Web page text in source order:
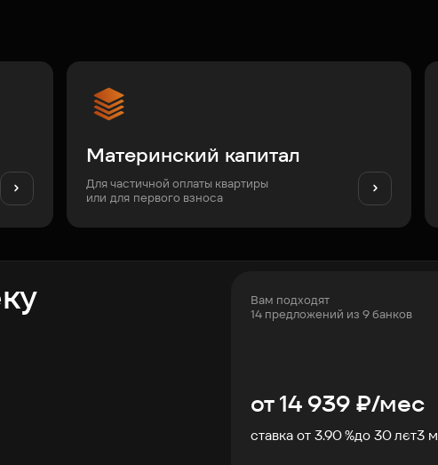
Материнский капитал
Для частичной оплаты квартиры
или для первого взноса
Вам подходят
14 предложений из 9 банков
от14 939₽/мес
ставка от 3.90 %до30 лет3